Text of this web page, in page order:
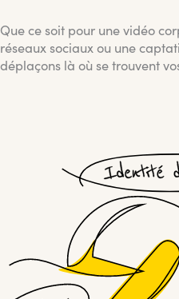
Que ce soit pour une vidéo
réseaux sociaux ou une
déplaçons là où se trouvent